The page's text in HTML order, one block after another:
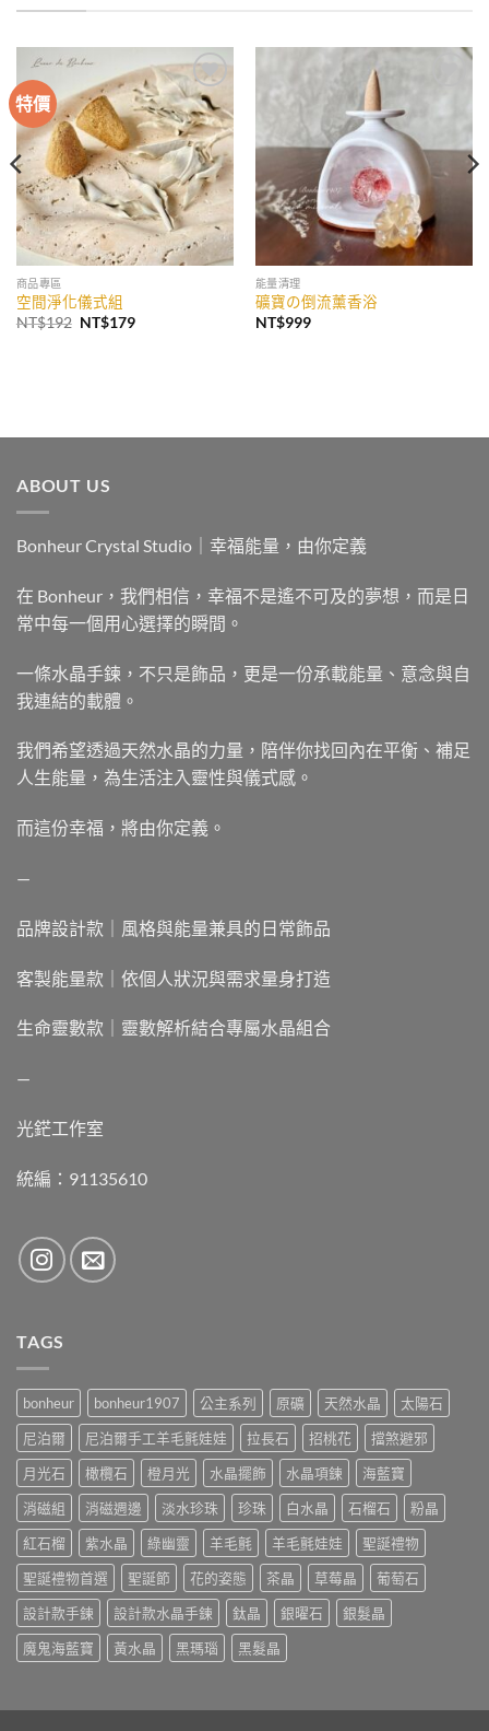
特價
加入
收藏
商品專區
空間淨化儀式組
NT$192 原
NT$179目
收藏
能量清理
礦寶の倒流薰香浴
NT$999
ABOUT US
Bonheur Crystal Studio｜幸福能量，由你定義
在 Bonheur，我們相信，幸福不是遙不可及的夢想，而是日
常中每一個用心選擇的瞬間。
一條水晶手鍊，不只是飾品，更是一份承載能量、意念與自
我連結的載體。
我們希望透過天然水晶的力量，陪伴你找回內在平衡、補足
人生能量，為生活注入靈性與儀式感。
而這份幸福，將由你定義。
—
品牌設計款｜風格與能量兼具的日常飾品
客製能量款｜依個人狀況與需求量身打造
生命靈數款｜靈數解析結合專屬水晶組合
—
光鋩工作室
統編：91135610
TAGS
bonheur bonheur1907 公主系列 原礦 天然水晶
太陽石
尼泊爾
尼泊爾手工羊毛氈娃娃 拉長石 招桃花
擋煞避邪
月光石
橄欖石 橙月光 水晶擺飾 水晶項鍊
海藍寶
消磁組
消磁週邊 淡水珍珠 珍珠 白水晶 石榴石
粉晶
紅石榴
紫水晶 綠幽靈 羊毛氈 羊毛氈娃娃
聖誕禮物
聖誕禮物首選
聖誕節 花的姿態 茶晶 草莓晶
葡萄石
設計款手鍊
設計款水晶手鍊 鈦晶 銀曜石
銀髮晶
魔鬼海藍寶
黃水晶 黑瑪瑙 黑髮晶